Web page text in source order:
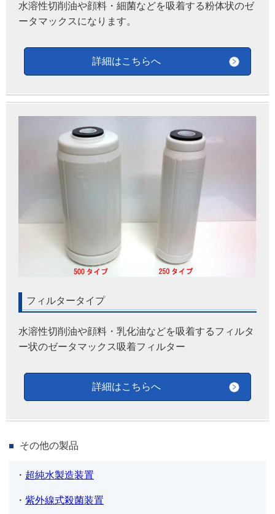
水溶性切削油や顔料・細菌などを吸着する粉体状のゼ
ータマックスになります。
詳細はこちらへ
フィルタータイプ
水溶性切削油や顔料・乳化油などを吸着するフィルタ
ー状のゼータマックス吸着フィルター
詳細はこちらへ
その他の製品
・ 超純水製造装置
・ 紫外線式殺菌装置